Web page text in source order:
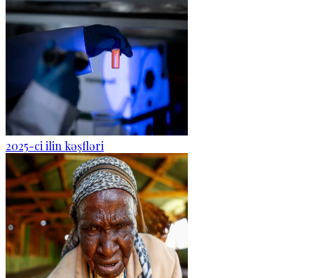
2025-ci ilin kəşfləri